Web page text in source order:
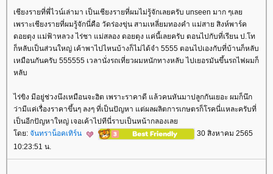
เชียงรายที่พี่ไวน์เล่ามา เป็นเชียงรายที่ผมไม่รู้จักเลยครับ unseen มาก ๆเล
เพราะเชียงรายที่ผมรู้จักนี่คือ วัดร่องขุ่น สามเหลี่ยมทองคำ แม่สาย สิงห์พาร์ค
ดอยตุง แม่ฟ้าหลวง ไร่ชา แม่สลอง ดอยตุง แค่นี้เลยครับ ตอนไปกับที่เรียน ป.โท
ก็หลับเป็นส่วนใหญ่ เค้าพาไปไหนบ้างก็ไม่ได้จำ 5555 ตอนไปเองกับที่บ้านก็หลับ
เหมือนกันครับ 555555 เวลานั่งรถเที่ยวผมหนักทางหลับ ไปเยอรมันขึ้นรถไฟผมก็
หลับ
ไร่ขิง มีอยู่ช่วงนึงเหมือนจะฮิต เพราะราคาดี แล้วคนหันมาปลูกกันเยอะ ผมก็นึก
ว่ามีแค่เรื่องราคาขึ้นๆ ลงๆ ที่เป็นปัญหา แต่ผลผลิตการเกษตรก็โรคนี่แหละครับที่
เป็นอีกปัญหาใหญ่ เจอเค้าไปทีนี่ราบเป็นหน้ากลองเล
ดย: จันทราน็อคเทิร์น
30 สิงหาคม 2565
10:23:51 น.